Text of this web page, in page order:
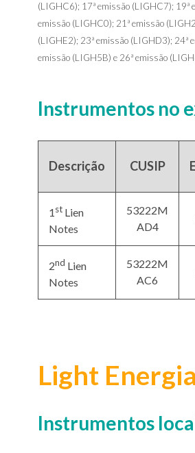
(LIGHC6); 17ª emissão (LIGHC7); 19ª
emissão (LIGHC0); 21ª emissão
(LIGHE2); 23ª emissão (LIGHD3); 24ª
emissão (LIGH5B) e 26ª emissão
Instrumentos no
Descrição CUSIP
1st Lien
Notes
53222M
AD4
2nd Lien
Notes
53222M
AC6
Light Energia
Instrumentos